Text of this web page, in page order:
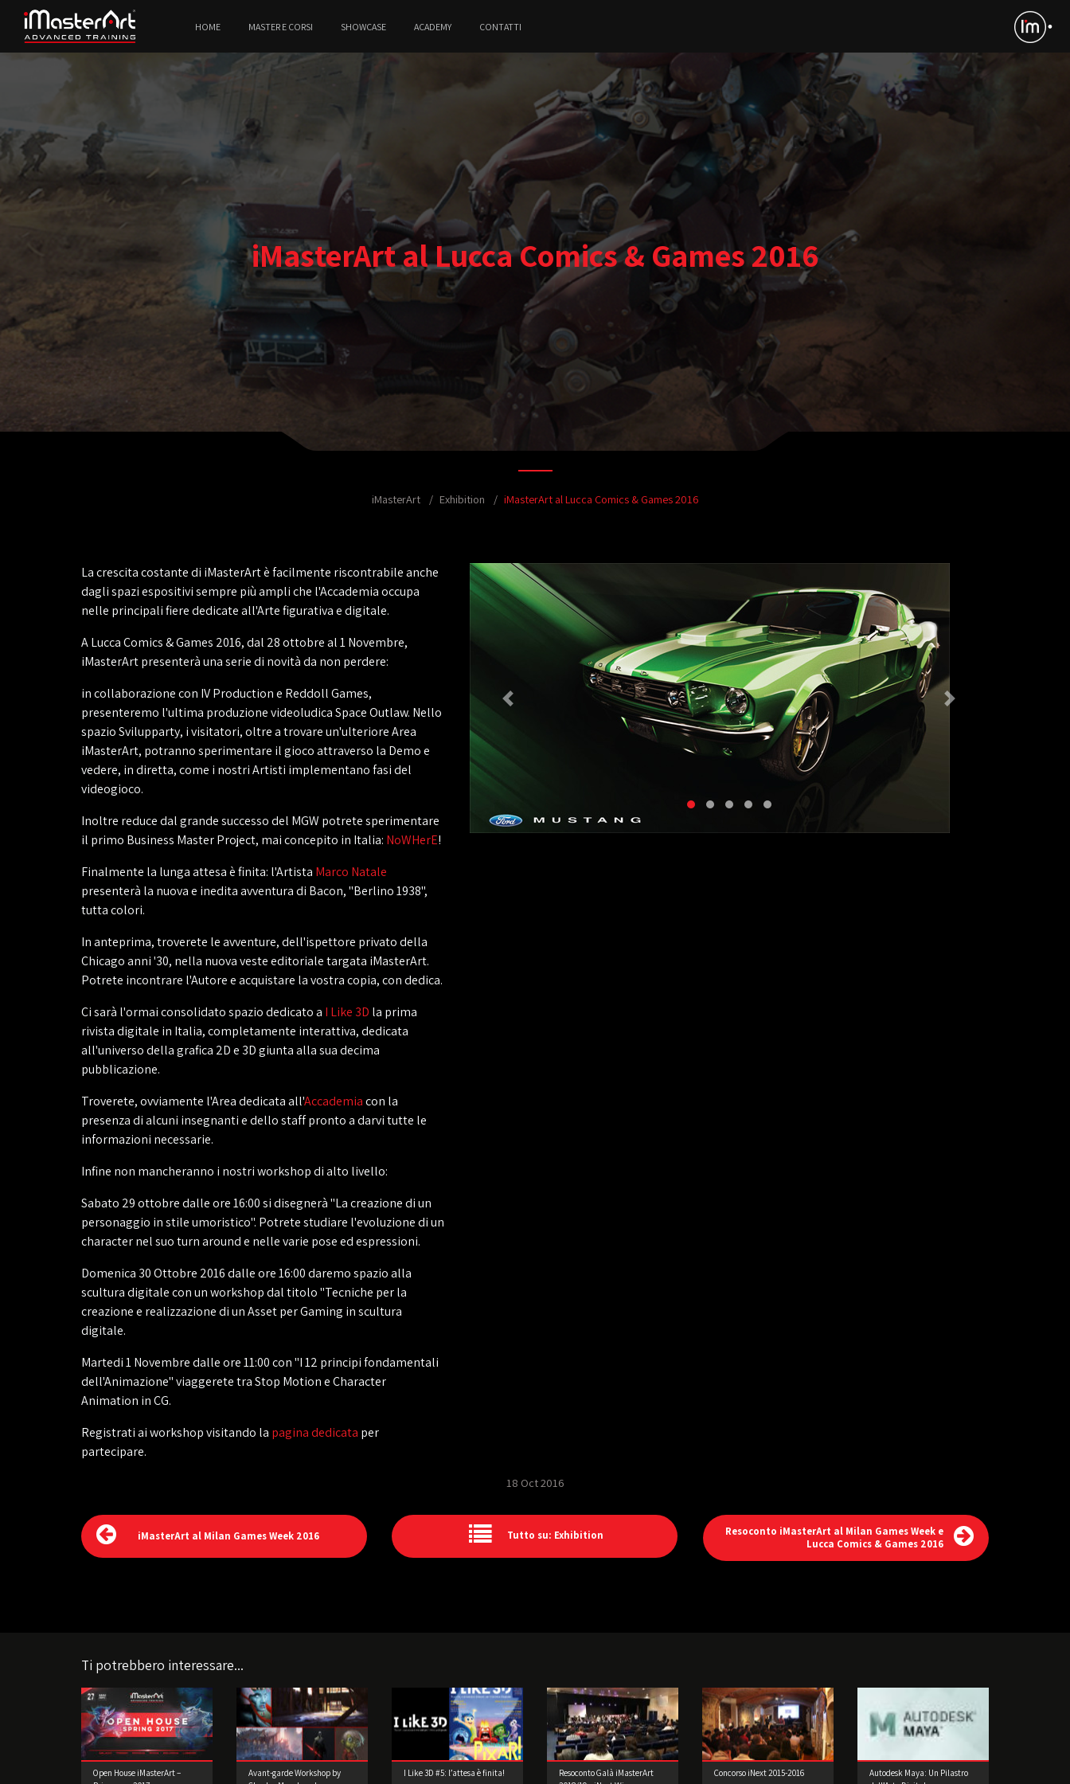
HOME MASTER E CORSI SHOWCASE ACADEMY CONTATTI
iMasterArt al Lucca Comics & Games 2016
iMasterArt Exhibition iMasterArt al Lucca Comics & Games 2016
La crescita costante di iMasterArt è facilmente riscontrabile anche
dagli spazi espositivi sempre più ampli che l'Accademia occupa
nelle principali fiere dedicate all'Arte figurativa e digitale.
A Lucca Comics & Games 2016, dal 28 ottobre al 1 Novembre,
iMasterArt presenterà una serie di novità da non perdere:
in collaborazione con IV Production e Reddoll Games,
presenteremo l'ultima produzione videoludica Space Outlaw. Nello
spazio Svilupparty, i visitatori, oltre a trovare un'ulteriore Area
iMasterArt, potranno sperimentare il gioco attraverso la Demo e
vedere, in diretta, come i nostri Artisti implementano fasi del
videogioco.
Inoltre reduce dal grande successo del MGW potrete sperimentare
il primo Business Master Project, mai concepito in Italia: NoWHerE!
Finalmente la lunga attesa è finita: l'Artista Marco Natale
presenterà la nuova e inedita avventura di Bacon, "Berlino 1938",
tutta colori.
In anteprima, troverete le avventure, dell'ispettore privato della
Chicago anni '30, nella nuova veste editoriale targata iMasterArt.
Potrete incontrare l'Autore e acquistare la vostra copia, con dedica.
Ci sarà l'ormai consolidato spazio dedicato a I Like 3D la prima
rivista digitale in Italia, completamente interattiva, dedicata
all'universo della grafica 2D e 3D giunta alla sua decima
pubblicazione.
Troverete, ovviamente l'Area dedicata all'Accademiacon la
presenza di alcuni insegnanti e dello staff pronto a darvi tutte le
informazioni necessarie.
Infine non mancheranno i nostri workshop di alto livello:
Sabato 29 ottobre dalle ore 16:00 si disegnerà "La creazione di un
personaggio in stile umoristico". Potrete studiare l'evoluzione di un
character nel suo turn around e nelle varie pose ed espressioni.
Domenica 30 Ottobre 2016 dalle ore 16:00 daremo spazio alla
scultura digitale con un workshop dal titolo "Tecniche per la
creazione e realizzazione di un Asset per Gaming in scultura
digitale.
Martedi 1 Novembre dalle ore 11:00 con "I 12 principi fondamentali
dell'Animazione" viaggerete tra Stop Motion e Character
Animation in CG.
Registrati ai workshop visitando la pagina dedicata per
partecipare.
18 Oct 2016
iMasterArt al Milan Games Week 2016 Tutto su: Exhibition
Resoconto iMasterArt al Milan Games Week e
Lucca Comics & Games 2016
Ti potrebbero interessare...
Open House iMasterArt –
Avant-garde Workshop by
I Like 3D #5: l’attesa è finita!
Resoconto Galà iMasterArt
Concorso iNext 2015-2016
Autodesk Maya: Un Pilastro